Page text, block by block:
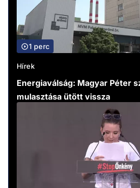
1 perc
Hírek
Energiaválság: Magyar Péter
mulasztása ütött vissza